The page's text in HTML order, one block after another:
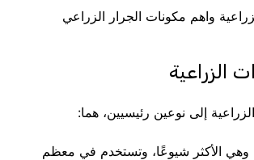
واهم مكونات الجرار الزراعي
الزراعية
إلى نوعين رئيسيين، هما:
وهي الأكثر شيوعًا، وتستخدم في معظم